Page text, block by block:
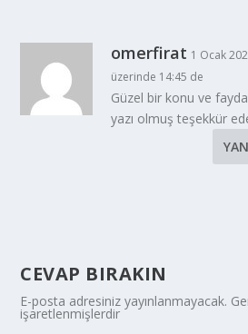
omerfirat 1 Ocak
üzerinde 14:45 de
Güzel bir konu ve
yazı olmuş teşekkür
CEVAP BIRAKIN
E-posta adresiniz yayınlanmayacak.
işaretlenmişlerdir